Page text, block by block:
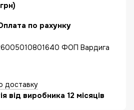
по рахунку
ФОП Вардига
доставку
від виробника 12 місяців